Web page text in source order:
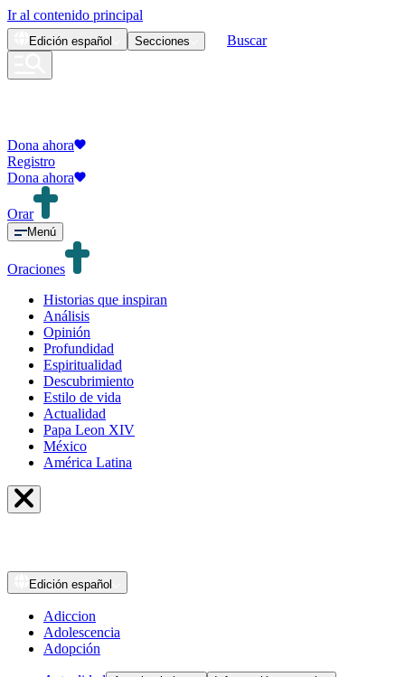
Ir al contenido principal
Edición español Secciones Buscar
Dona ahora
Registro
Dona ahora
Orar
Menú
Oraciones
Historias que inspiran
Análisis
Opinión
Profundidad
Espiritualidad
Descubrimiento
Estilo de vida
Actualidad
Papa Leon XIV
México
América Latina
Edición español
Adiccion
Adolescencia
Adopción